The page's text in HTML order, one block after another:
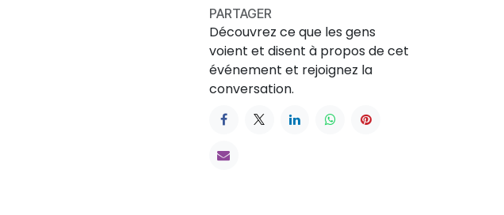
PARTAGER
Découvrez ce que les gens
voient et disent à propos de cet
événement et rejoignez la
conversation.